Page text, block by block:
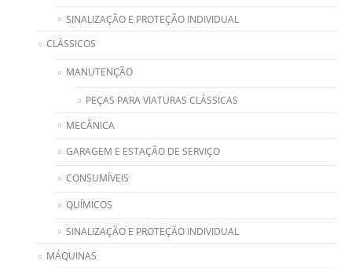
SINALIZAÇÃO E PROTEÇÃO INDIVIDUAL
CLÁSSICOS
MANUTENÇÃO
PEÇAS PARA VIATURAS CLÁSSICAS
MECÂNICA
GARAGEM E ESTAÇÃO DE SERVIÇO
CONSUMÍVEIS
QUÍMICOS
SINALIZAÇÃO E PROTEÇÃO INDIVIDUAL
MÁQUINAS